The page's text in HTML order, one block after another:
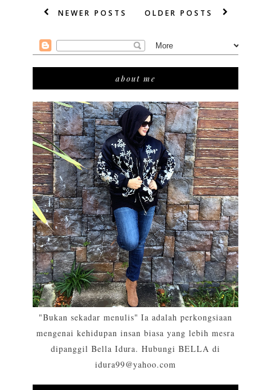
NEWER POSTS OLDER POSTS
about me
"Bukan sekadar menulis" Ia adalah perkongsiaan
mengenai kehidupan insan biasa yang lebih mesra
dipanggil Bella Idura. Hubungi BELLA di
idura99@yahoo.com